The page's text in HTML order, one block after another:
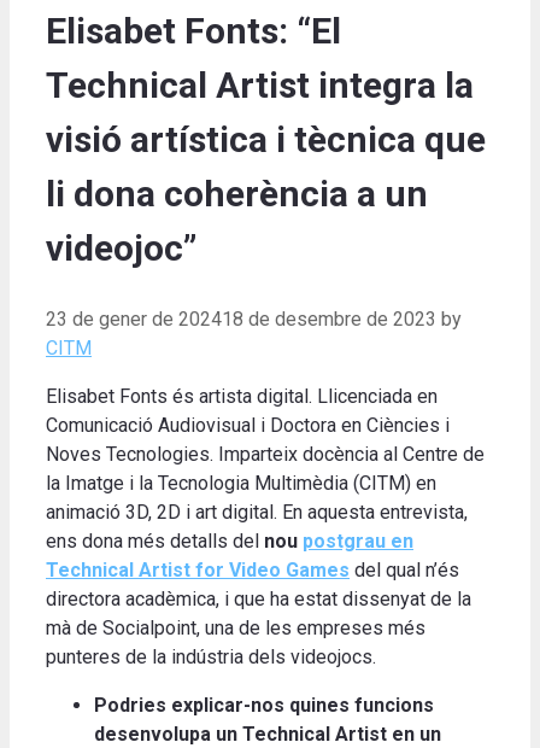
Elisabet Fonts: “El
Technical Artist integra la
visió artística i tècnica que
li dona coherència a un
videojoc”
23 de gener de 202418 de desembre de 2023 by
CITM
Elisabet Fonts és artista digital. Llicenciada en
Comunicació Audiovisual i Doctora en Ciències i
Noves Tecnologies. Imparteix docència al Centre de
la Imatge i la Tecnologia Multimèdia (CITM) en
animació 3D, 2D i art digital. En aquesta entrevista,
ens dona més detalls del nou postgrau en
Technical Artist for Video Games del qual n’és
directora acadèmica, i que ha estat dissenyat de la
mà de Socialpoint, una de les empreses més
punteres de la indústria dels videojocs.
Podries explicar-nos quines funcions
desenvolupa un Technical Artist en un